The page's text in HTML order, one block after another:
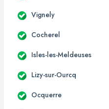
Vignely
Cocherel
Isles-les-Meldeuses
Lizy-sur-Ourcq
Ocquerre